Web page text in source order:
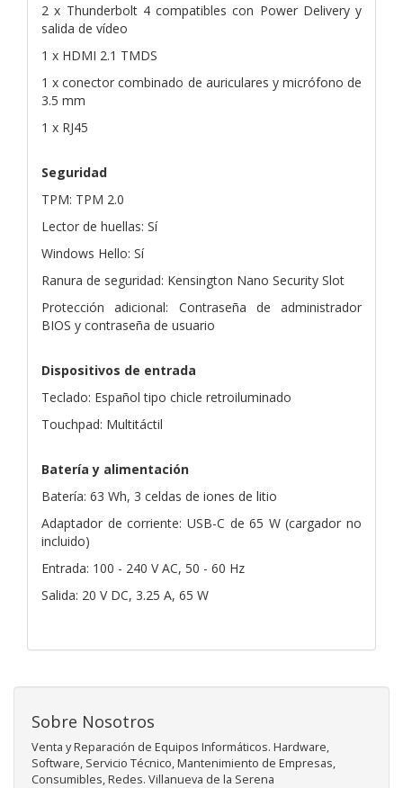
2 x Thunderbolt 4 compatibles con Power Delivery y
salida de vídeo
1 x HDMI 2.1 TMDS
1 x conector combinado de auriculares y micrófono de
3.5 mm
1 x RJ45
Seguridad
TPM: TPM 2.0
Lector de huellas: Sí
Windows Hello: Sí
Ranura de seguridad: Kensington Nano Security Slot
Protección adicional: Contraseña de administrador
BIOS y contraseña de usuario
Dispositivos de entrada
Teclado: Español tipo chicle retroiluminado
Touchpad: Multitáctil
Batería y alimentación
Batería: 63 Wh, 3 celdas de iones de litio
Adaptador de corriente: USB-C de 65 W (cargador no
incluido)
Entrada: 100 - 240 V AC, 50 - 60 Hz
Salida: 20 V DC, 3.25 A, 65 W
Sobre Nosotros
Venta y Reparación de Equipos Informáticos. Hardware,
Software, Servicio Técnico, Mantenimiento de Empresas,
Consumibles, Redes. Villanueva de la Serena